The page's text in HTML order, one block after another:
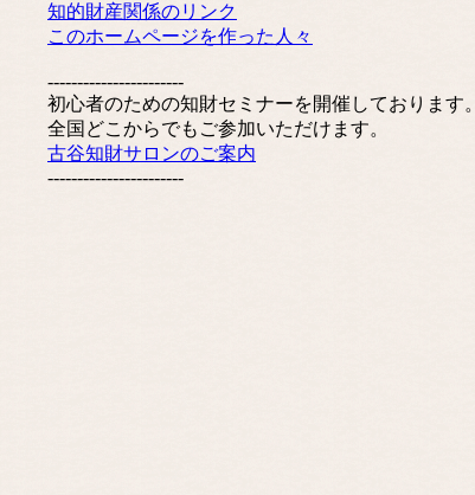
知的財産関係のリンク
このホームページを作った人々
-----------------------
初心者のための知財セミナーを開催しております。
全国どこからでもご参加いただけます。
古谷知財サロンのご案内
-----------------------